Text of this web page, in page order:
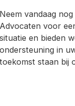
Neem vandaag
Advocaten voor
situatie en bieden
ondersteuning in
toekomst staan bij